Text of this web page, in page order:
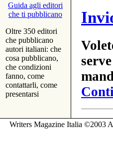
Guida agli editori
che ti pubblicano
Oltre 350 editori
che pubblicano
autori italiani: che
cosa pubblicano,
che condizioni
fanno, come
contattarli, come
presentarsi
Writers Magazine Italia ©2003